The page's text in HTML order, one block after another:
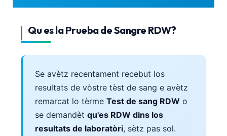
Qu es la Prueba de Sangre RDW?
Se avètz recentament recebut los
resultats de vòstre tèst de sang e avètz
remarcat lo tèrme Test de sang RDW o
se demandèt qu'es RDW dins los
resultats de laboratòri, sètz pas sol.